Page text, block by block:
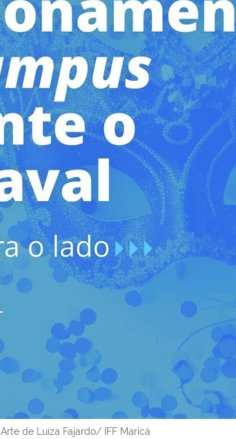
Arte de Luiza Fajardo/ IFF Maricá